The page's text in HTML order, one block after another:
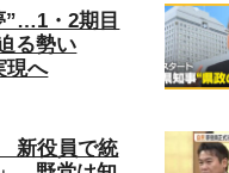
”…1・2期目
る勢い
現へ
新役員で統